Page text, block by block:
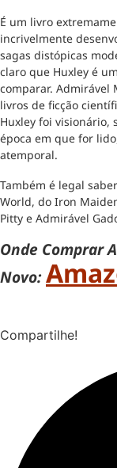
É um livro
incrivelmente
sagas distópicas
claro que Huxley é
comparar. Admirável
livros de ficção
Huxley foi visionário,
época em que for
atemporal.
Também é legal
World, do Iron
Pitty e Admirável
Onde Comprar
Novo:
Compartilhe!